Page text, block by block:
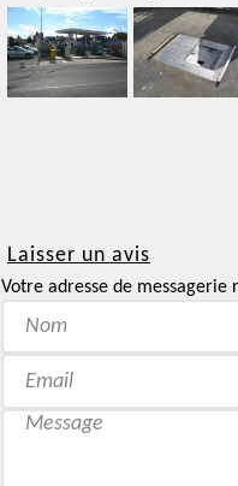
Laisser un avis
Votre adresse de messagerie